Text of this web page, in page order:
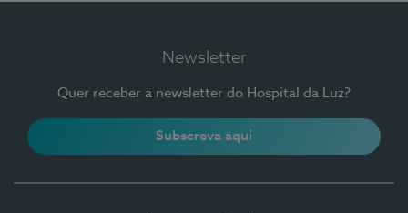
Newsletter
Quer receber a newsletter do Hospital da Luz?
Subscreva aqui